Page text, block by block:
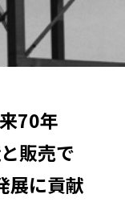
70年
販売で
展に貢献